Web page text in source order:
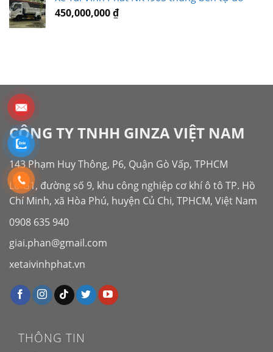
450,000,000₫
CÔNG TY TNHH GINZA VIỆT NAM
143 Phạm Huy Thông, P6, Quận Gò Vấp, TPHCM
Lô G1, đường số 9, khu công nghiệp cơ khí ô tô TP. Hồ
Chí Minh, xã Hòa Phú, huyện Củ Chi, TPHCM, Việt Nam
0908 635 940
giai.phan@gmail.com
xetaivinhphat.vn
THÔNG TIN